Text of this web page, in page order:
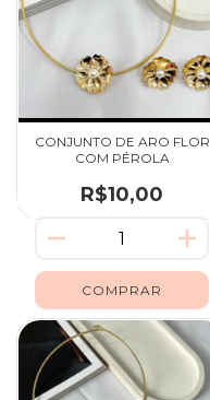
CONJUNTO DE ARO FLOR
COM PÉROLA
R$10,00